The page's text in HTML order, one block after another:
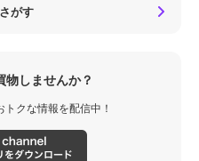
がす
物しませんか？
クな情報を配信中！